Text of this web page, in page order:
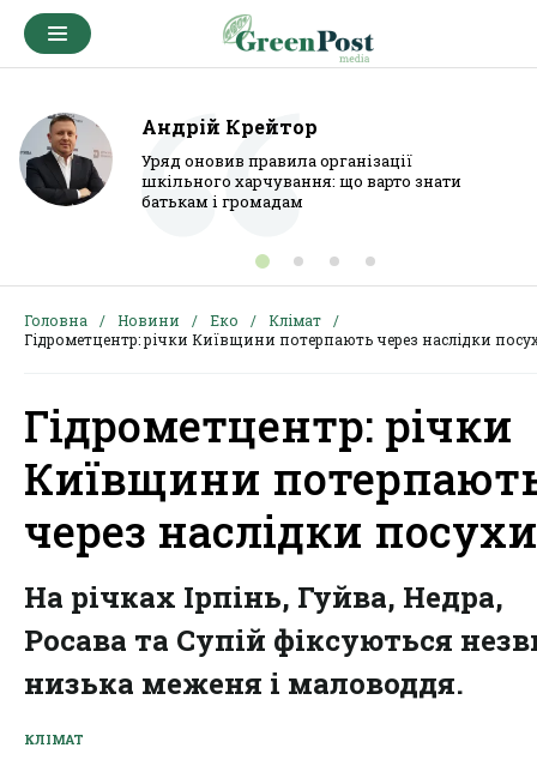
Андрій Крейтор
Уряд оновив правила організації
шкільного харчування: що варто знати
батькам і громадам
Головна Новини Еко
Клімат
Гідрометцентр: річки Київщини потерпають через наслідки
Гідрометцентр: річки
Київщини
через наслідки посухи
На річках Ірпінь, Гуйва, Недра,
Росава та Супій фіксуються
низька меженя і маловоддя.
КЛІМАТ